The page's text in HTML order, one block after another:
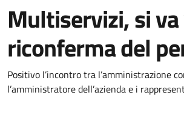
Multiservizi, si
riconferma del
Dettagli della notizia
Positivo l’incontro tra l’amministrazione
l’amministratore dell’azienda e i